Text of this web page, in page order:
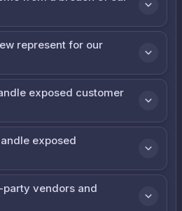
represent for our
exposed customer
exposed
vendors and